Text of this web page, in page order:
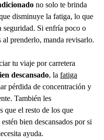
no solo te brinda
disminuye la fatiga, lo que
seguridad. Si enfría poco o
al prenderlo, manda revisarlo.
tu viaje por carretera
descansado, la fatiga
pérdida de concentración y
También les
que el resto de los que
bien descansados por si
ayuda.